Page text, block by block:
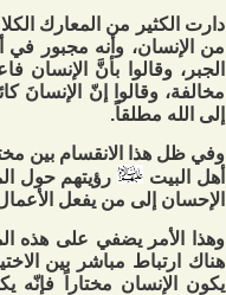
دارت الكثير من المعارك
من الإنسان، وأنه مجبور
الجبر، وقالوا بأنَّ
مخالفة، وقالوا إنّ الإنسانَ
إلى الله مطلقاً.
وفي ظل هذا الانقسام بين
أهل البيت
رؤيتهم حول
الإحسان إلى من يفعل
وهذا الأمر يضفي على هذه
هناك ارتباط مباشر بين
يكون الإنسان مختاراً فإنّه